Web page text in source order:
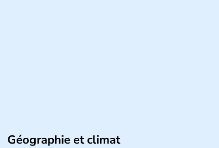
Géographie et climat